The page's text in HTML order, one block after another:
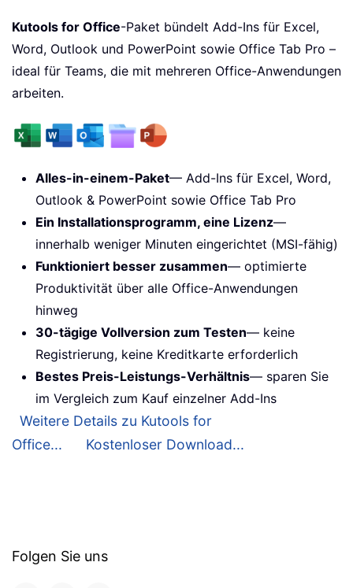
Kutools for Office-Paket bündelt Add-Ins für Excel,
Word, Outlook und PowerPoint sowie Office Tab Pro –
ideal für Teams, die mit mehreren Office-Anwendungen
arbeiten.
Alles-in-einem-Paket— Add-Ins für Excel, Word,
Outlook & PowerPoint sowie Office Tab Pro
Ein Installationsprogramm, eine Lizenz—
innerhalb weniger Minuten eingerichtet (MSI-fähig)
Funktioniert besser zusammen— optimierte
Produktivität über alle Office-Anwendungen
hinweg
30-tägige Vollversion zum Testen— keine
Registrierung, keine Kreditkarte erforderlich
Bestes Preis-Leistungs-Verhältnis— sparen Sie
im Vergleich zum Kauf einzelner Add-Ins
Weitere Details zu Kutools for
Office...
Kostenloser Download...
Folgen Sie uns